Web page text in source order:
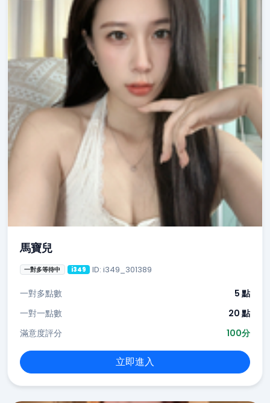
馬寶兒
一對多等待中 i349 ID: i349_301389
一對多點數
5 點
一對一點數
20 點
滿意度評分
100分
立即進入